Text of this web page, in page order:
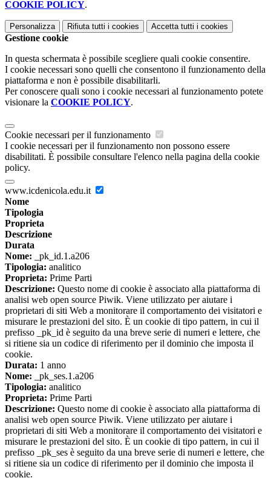
COOKIE POLICY.
Personalizza Rifiuta tutti i cookies Accetta tutti i cookies
Gestione cookie
In questa schermata è possibile scegliere quali cookie consentire.
I cookie necessari sono quelli che consentono il funzionamento della
piattaforma e non è possibile disabilitarli.
Per conoscere quali sono i cookie necessari al funzionamento potete
visionare la COOKIE POLICY.
Cookie necessari per il funzionamento
I cookie necessari per il funzionamento non possono essere
disabilitati. È possibile consultare l'elenco nella pagina della cookie
policy.
www.icdenicola.edu.it
Nome
Tipologia
Proprieta
Descrizione
Durata
Nome: _pk_id.1.a206
Tipologia: analitico
Proprieta: Prime Parti
Descrizione: Questo nome di cookie è associato alla piattaforma di
analisi web open source Piwik. Viene utilizzato per aiutare i
proprietari di siti Web a monitorare il comportamento dei visitatori e
misurare le prestazioni del sito. È un cookie di tipo pattern, in cui il
prefisso _pk_id è seguito da una breve serie di numeri e lettere, che
si ritiene sia un codice di riferimento per il dominio che imposta il
cookie.
Durata: 1 anno
Nome: _pk_ses.1.a206
Tipologia: analitico
Proprieta: Prime Parti
Descrizione: Questo nome di cookie è associato alla piattaforma di
analisi web open source Piwik. Viene utilizzato per aiutare i
proprietari di siti Web a monitorare il comportamento dei visitatori e
misurare le prestazioni del sito. È un cookie di tipo pattern, in cui il
prefisso _pk_ses è seguito da una breve serie di numeri e lettere, che
si ritiene sia un codice di riferimento per il dominio che imposta il
cookie.